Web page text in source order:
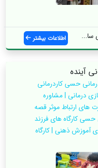
سا... اطلاعات بیشتر
آینده
حسی کاردرمانی
درمانی | مشاوره
های ارتباط موثر قصه
حسی کارگاه های فرزند
آموزش ذهنی | کارگاه